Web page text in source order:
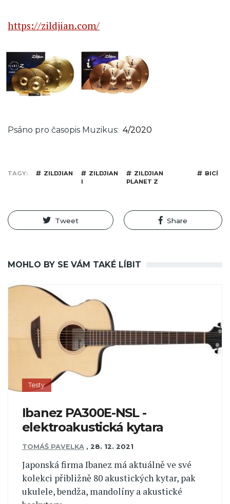
https://zildjian.com/
Psáno pro časopis Muzikus 4/2020
TAGY ZILDJIAN
ZILDJIAN
I
ZILDJIAN
PLANET Z
BICÍ
Tweet Share
MOHLO BY SE VÁM TAKÉ LÍBIT
Testy
Ibanez PA300E-NSL -
elektroakustická kytara
TOMÁŠ PAVELKA , 28. 12. 2021
Japonská firma Ibanez má aktuálně ve své
kolekci přibližně 80 akustických kytar, pak
ukulele, bendža, mandolíny a akustické